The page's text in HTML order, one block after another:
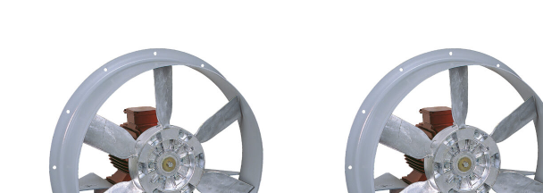
DETAILS DETAILS